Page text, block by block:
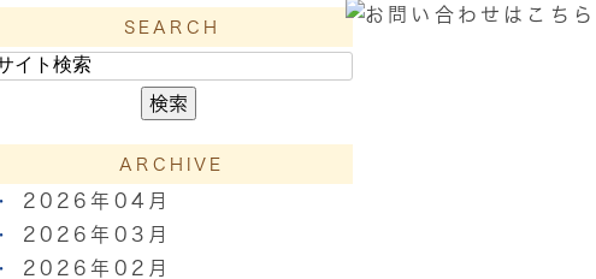
SEARCH
ARCHIVE
2026年04月
2026年03月
2026年02月